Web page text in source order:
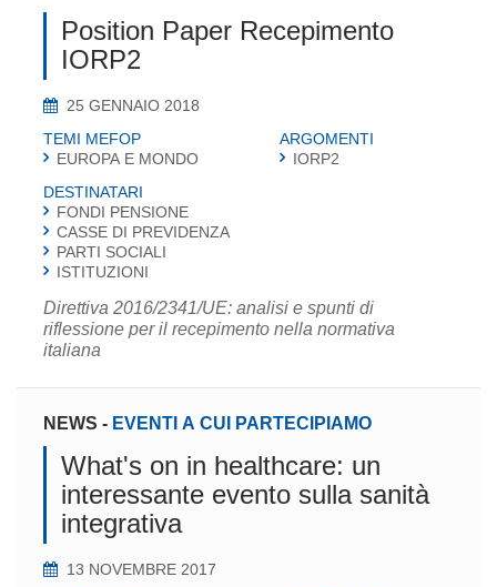
Position Paper Recepimento
IORP2
25 GENNAIO 2018
TEMI MEFOP
EUROPA E MONDO
ARGOMENTI
IORP2
DESTINATARI
FONDI PENSIONE
CASSE DI PREVIDENZA
PARTI SOCIALI
ISTITUZIONI
Direttiva 2016/2341/UE: analisi e spunti di
riflessione per il recepimento nella normativa
italiana
NEWS - EVENTI A CUI PARTECIPIAMO
What's on in healthcare: un
interessante evento sulla sanità
integrativa
13 NOVEMBRE 2017